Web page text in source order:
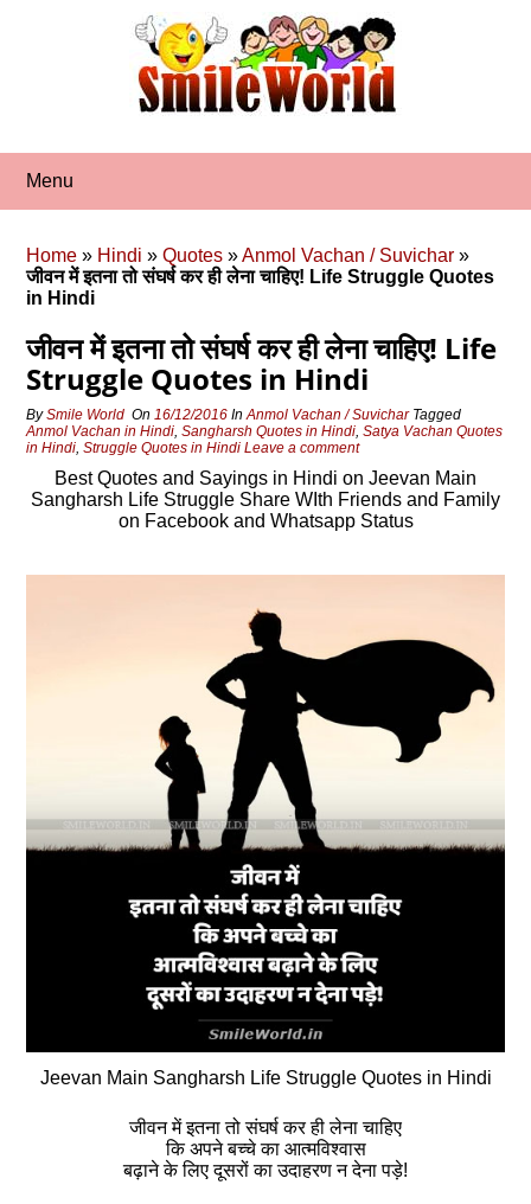
Menu
Home » Hindi »Quotes »Anmol Vachan / Suvichar »
जीवन में इतना तो संघर्ष कर ही लेना चाहिए! Life Struggle Quotes
in Hindi
जीवन में इतना तो संघर्ष कर ही लेना चाहिए! Life
Struggle Quotes in Hindi
BySmile World On16/12/2016 InAnmol Vachan / Suvichar Tagged
Anmol Vachan in Hindi,Sangharsh Quotes in Hindi,Satya Vachan Quotes
in Hindi,Struggle Quotes in Hindi Leave a comment
Best Quotes and Sayings in Hindi on Jeevan Main
Sangharsh Life Struggle Share WIth Friends and Family
on Facebook and Whatsapp Status
Jeevan Main Sangharsh Life Struggle Quotes in Hindi
जीवन में इतना तो संघर्ष कर ही लेना चाहिए
कि अपने बच्चे का आत्मविश्वास
बढ़ाने के लिए दूसरों का उदाहरण न देना पड़े!